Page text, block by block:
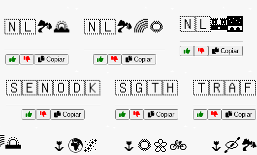
🇳🇱🏞️🌄
Copiar
🇳🇱🏞️🌈🌻
Copiar
🇳🇱🏰🌉
Copiar
🇸🇪🇳🇴🇩🇰
Copiar
🇸🇬🇹🇭
Copiar
🇹🇷🇦🇫
Copiar
🌷🌍🌌 🌷🌻🌼🚲 🌷🛶🏞️